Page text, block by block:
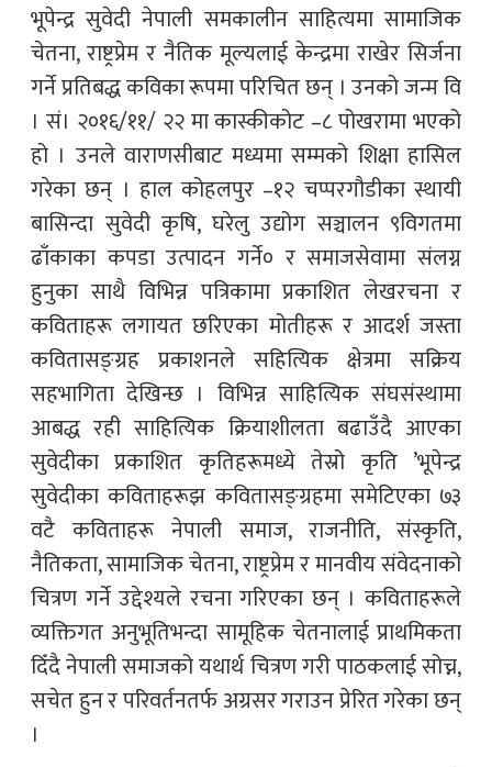
भूपेन्द्र सुवेदी नेपाली समकालीन साहित्यमा सामाजिक
चेतना, राष्ट्रप्रेम र नैतिक मूल्यलाई केन्द्रमा राखेर सिर्जना
गर्ने प्रतिबद्ध कविका रूपमा परिचित छन् । उनको जन्म वि
। सं। २०१६/११/ २२ मा कास्कीकोट –८ पोखरामा भएको
हो । उनले वाराणसीबाट मध्यमा सम्मको शिक्षा हासिल
गरेका छन् । हाल कोहलपुर –१२ चप्परगौडीका स्थायी
बासिन्दा सुवेदी कृषि, घरेलु उद्योग सञ्चालन ९विगतमा
ढाँकाका कपडा उत्पादन गर्ने० र समाजसेवामा संलग्न
हुनुका साथै विभिन्न पत्रिकामा प्रकाशित लेखरचना र
कविताहरू लगायत छरिएका मोतीहरू र आदर्श जस्ता
कवितासङ्ग्रह प्रकाशनले सहित्यिक क्षेत्रमा सक्रिय
सहभागिता देखिन्छ । विभिन्न साहित्यिक संघसंस्थामा
आबद्ध रही साहित्यिक क्रियाशीलता बढाउँदै आएका
सुवेदीका प्रकाशित कृतिहरूमध्ये तेस्रो कृति ’भूपेन्द्र
सुवेदीका कविताहरूझ कवितासङ्ग्रहमा समेटिएका ७३
वटै कविताहरू नेपाली समाज, राजनीति, संस्कृति,
नैतिकता, सामाजिक चेतना, राष्ट्रप्रेम र मानवीय संवेदनाको
चित्रण गर्ने उद्देश्यले रचना गरिएका छन् । कविताहरूले
व्यक्तिगत अनुभूतिभन्दा सामूहिक चेतनालाई प्राथमिकता
दिँदै नेपाली समाजको यथार्थ चित्रण गरी पाठकलाई सोच्न,
सचेत हुन र परिवर्तनतर्फ अग्रसर गराउन प्रेरित गरेका छन्
।